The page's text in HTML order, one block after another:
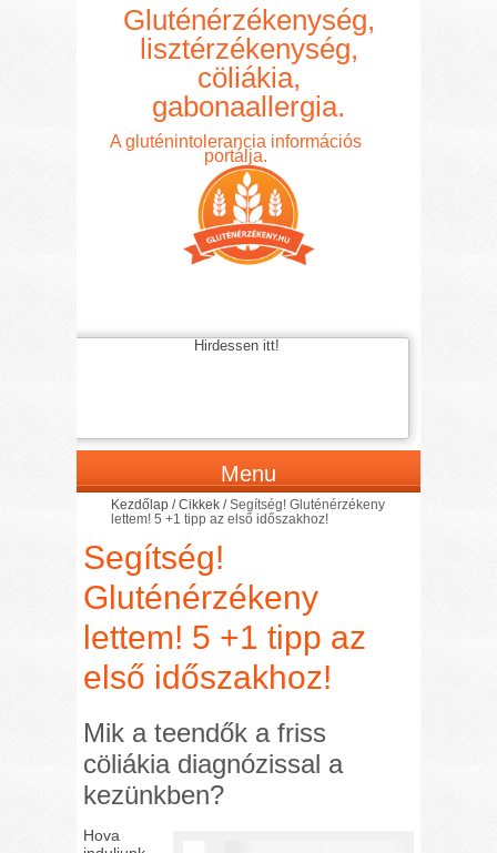
Gluténérzékenység,
lisztérzékenység,
cöliákia,
gabonaallergia.
A gluténintolerancia információs
portálja.
Hirdessen itt!
Menu
Kezdőlap /Cikkek /Segítség! Gluténérzékeny
lettem! 5 +1 tipp az első időszakhoz!
Segítség!
Gluténérzékeny
lettem! 5 +1 tipp az
első időszakhoz!
Mik a teendők a friss
cöliákia diagnózissal a
kezünkben?
Hova